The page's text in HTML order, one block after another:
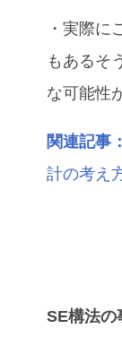
・実際に
もあるそ
な可能性
関連記事：
計の考え
SE構法の